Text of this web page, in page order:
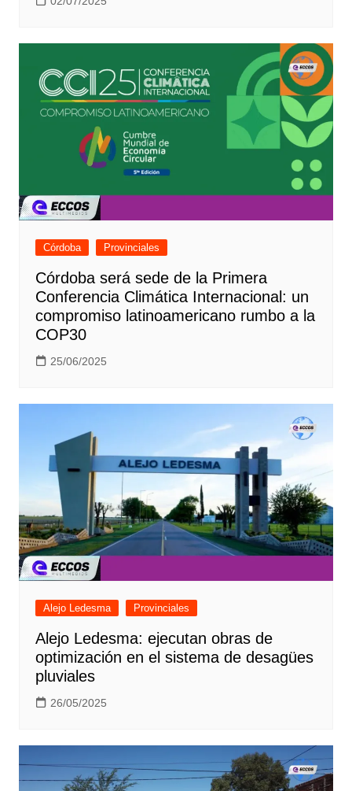
Córdoba Provinciales
Córdoba será sede de la Primera
Conferencia Climática Internacional: un
compromiso latinoamericano rumbo a la
COP30
25/06/2025
Alejo Ledesma Provinciales
Alejo Ledesma: ejecutan obras de
optimización en el sistema de desagües
pluviales
26/05/2025